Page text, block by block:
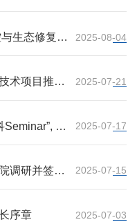
生态修复技
2025-08-04
术项目推进
2025-07-21
聚
2025-07-17
调研并签署
2025-07-15
序章 2025-07-03